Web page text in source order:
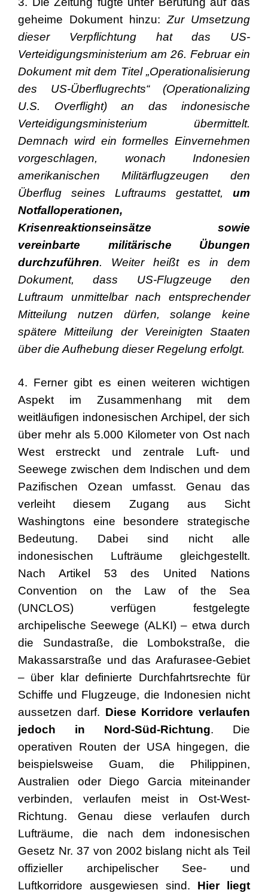
geheime Dokument hinzu:Zur Umsetzung
dieser Verpflichtung hat das US-
Verteidigungsministerium am 26. Februar ein
Dokument mit dem Titel „Operationalisierung
des US-Überflugrechts“ (Operationalizing
U.S. Overflight) an das indonesische
Verteidigungsministerium übermittelt.
Demnach wird ein formelles Einvernehmen
vorgeschlagen, wonach Indonesien
amerikanischen Militärflugzeugen den
Überflug seines Luftraums gestattet, um
Notfalloperationen,
Krisenreaktionseinsätze sowie
vereinbarte militärische Übungen
durchzuführen. Weiter heißt es in dem
Dokument, dass US-Flugzeuge den
Luftraum unmittelbar nach entsprechender
Mitteilung nutzen dürfen, solange keine
spätere Mitteilung der Vereinigten Staaten
über die Aufhebung dieser Regelung erfolgt.
4. Ferner gibt es einen weiteren wichtigen
Aspekt im Zusammenhang mit dem
weitläufigen indonesischen Archipel, der sich
über mehr als 5.000 Kilometer von Ost nach
West erstreckt und zentrale Luft- und
Seewege zwischen dem Indischen und dem
Pazifischen Ozean umfasst. Genau das
verleiht diesem Zugang aus Sicht
Washingtons eine besondere strategische
Bedeutung. Dabei sind nicht alle
indonesischen Lufträume gleichgestellt.
Nach Artikel 53 des United Nations
Convention on the Law of the Sea
(UNCLOS) verfügen festgelegte
archipelische Seewege (ALKI) – etwa durch
die Sundastraße, die Lombokstraße, die
Makassarstraße und das Arafurasee-Gebiet
– über klar definierte Durchfahrtsrechte für
Schiffe und Flugzeuge, die Indonesien nicht
aussetzen darf. Diese Korridore verlaufen
jedoch in Nord-Süd-Richtung. Die
operativen Routen der USA hingegen, die
beispielsweise Guam, die Philippinen,
Australien oder Diego Garcia miteinander
verbinden, verlaufen meist in Ost-West-
Richtung. Genau diese verlaufen durch
Lufträume, die nach dem indonesischen
Gesetz Nr. 37 von 2002 bislang nicht als Teil
offizieller archipelischer See- und
Luftkorridore ausgewiesen sind. Hier liegt